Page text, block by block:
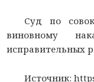
Суд по
виновному
исправительных
Источник: